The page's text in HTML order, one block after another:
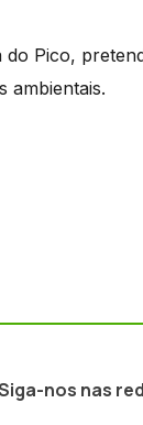
Pico,
ambientais.
nos nas